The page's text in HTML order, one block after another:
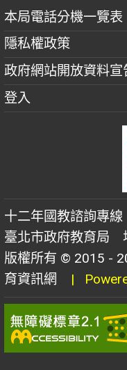
本局電話分機一覽表
隱私權政策
政府網站開放資料宣
登入
十二年國教諮詢專
臺北市政府教育局
版權所有 © 2015 -
育資訊網
|